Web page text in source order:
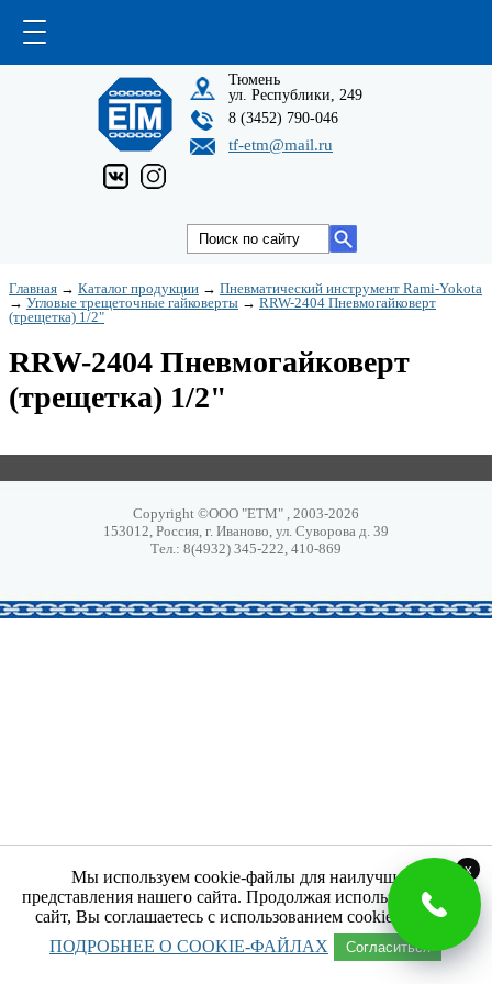
Тюмень
ул. Республики, 249
8 (3452) 790-046
tf-etm@mail.ru
Главная → Каталог продукции → Пневматический инструмент Rami-Yokota
→ Угловые трещеточные гайковерты → RRW-2404 Пневмогайковерт
(трещетка) 1/2"
RRW-2404 Пневмогайковерт
(трещетка) 1/2"
Copyright ©ООО "ЕТМ" , 2003-2026
153012, Россия, г. Иваново, ул. Суворова д. 39
Тел.: 8(4932) 345-222, 410-869
Мы используем cookie-файлы для наилучшего
представления нашего сайта. Продолжая использовать наш
сайт, Вы соглашаетесь с использованием cookie-файлов.
ПОДРОБНЕЕ О COOKIE-ФАЙЛАХ
Согласиться
x